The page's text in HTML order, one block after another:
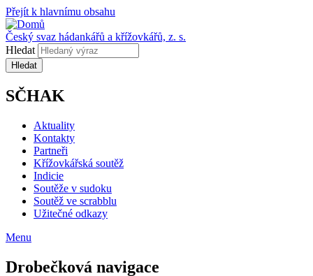
Přejít k hlavnímu obsahu
Český svaz hádankářů a křížovkářů, z. s.
Hledat
SČHAK
Aktuality
Kontakty
Partneři
Křížovkářská soutěž
Indicie
Soutěže v sudoku
Soutěž ve scrabblu
Užitečné odkazy
Menu
Drobečková navigace